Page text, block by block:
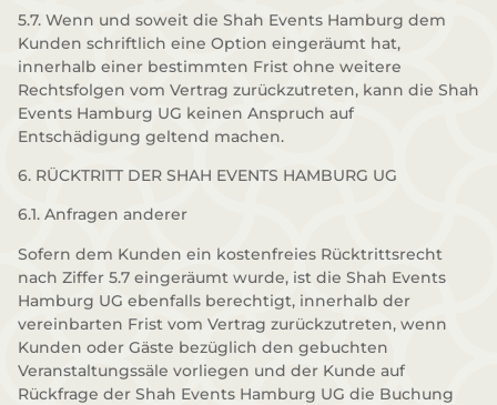
5.7. Wenn und soweit die Shah Events Hamburg dem
Kunden schriftlich eine Option eingeräumt hat,
innerhalb einer bestimmten Frist ohne weitere
Rechtsfolgen vom Vertrag zurückzutreten, kann die Shah
Events Hamburg UG keinen Anspruch auf
Entschädigung geltend machen.
6. RÜCKTRITT DER SHAH EVENTS HAMBURG UG
6.1. Anfragen anderer
Sofern dem Kunden ein kostenfreies Rücktrittsrecht
nach Ziffer 5.7 eingeräumt wurde, ist die Shah Events
Hamburg UG ebenfalls berechtigt, innerhalb der
vereinbarten Frist vom Vertrag zurückzutreten, wenn
Kunden oder Gäste bezüglich den gebuchten
Veranstaltungssäle vorliegen und der Kunde auf
Rückfrage der Shah Events Hamburg UG die Buchung